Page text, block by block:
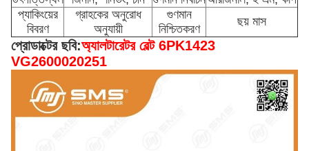
প্যাকিংয়ের
বিবরণ
গ্রাহকের অনুরোধ
অনুযায়ী
গুণমান
নিশ্চিতকরণ
ছয় মাস
প্রোডাক্টের ছবি:অ্যালটারেটর বেল্ট 6PK1423
VG2600020251